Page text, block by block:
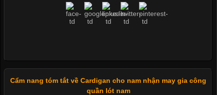
Cẩm nang tóm tắt về Cardigan cho nam nhận may gia công
quần lót nam